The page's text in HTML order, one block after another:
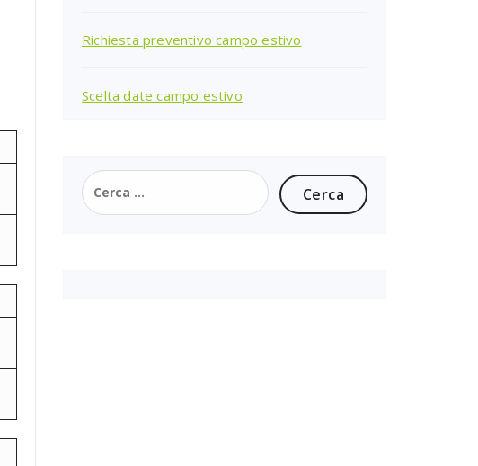
Richiesta preventivo campo estivo
Scelta date campo estivo
Ricerca
per: